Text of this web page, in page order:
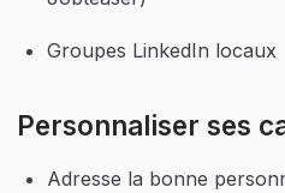
Groupes LinkedIn locaux
Personnaliser ses
Adresse la bonne